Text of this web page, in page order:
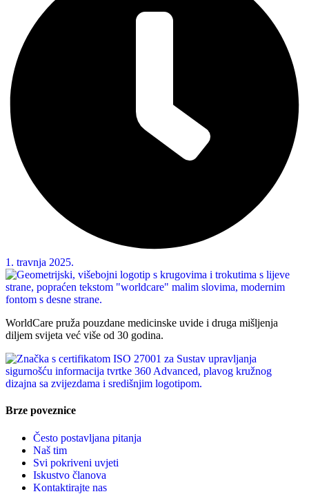
1. travnja 2025.
WorldCare pruža pouzdane medicinske uvide i druga mišljenja
diljem svijeta već više od 30 godina.
Brze poveznice
Često postavljana pitanja
Naš tim
Svi pokriveni uvjeti
Iskustvo članova
Kontaktirajte nas